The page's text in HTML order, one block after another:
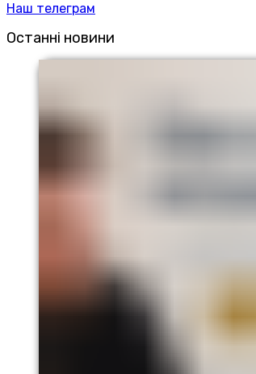
Наш телеграм
Останні новини